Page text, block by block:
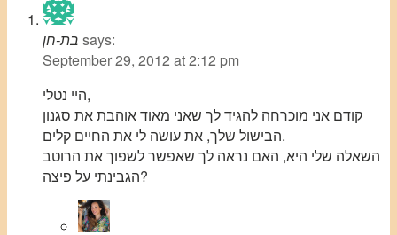
בת-חן says:
September 29, 2012 at 2:12 pm
היי נטלי,
קודם אני מוכרחה להגיד לך שאני מאוד אוהבת את סגנון
הבישול שלך, את עושה לי את החיים קלים.
השאלה שלי היא, האם נראה לך שאפשר לשפוך את הרוטב
הגבינתי על פיצה?